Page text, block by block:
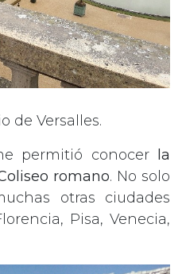
de Versalles.
permitió conocer
la
romano. No solo
otras ciudades
Pisa, Venecia,